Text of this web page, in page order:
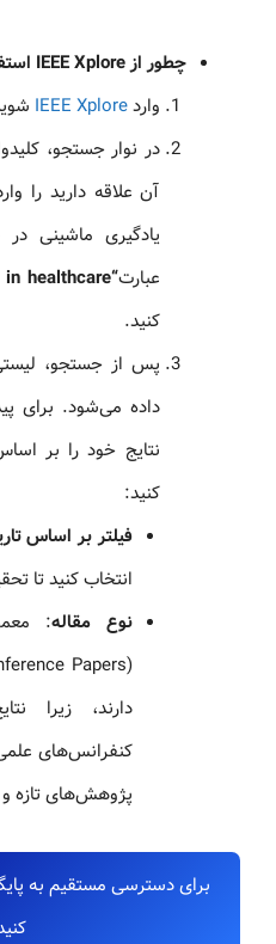
چطور از IEEE Xplore استفاده کنیم؟
واردIEEE Xplore
در نوار جستجو،
آن علاقه دارید را
یادگیری ماشینی
عبارت“Machine learning in healthcare”
کنید.
پس از جستجو،
داده می‌شود. برای
نتایج خود را بر
کنید:
فیلتر بر اساس
انتخاب کنید تا
نوع مقاله:
دارند، زیرا
کنفرانس‌های
پژوهش‌های تازه